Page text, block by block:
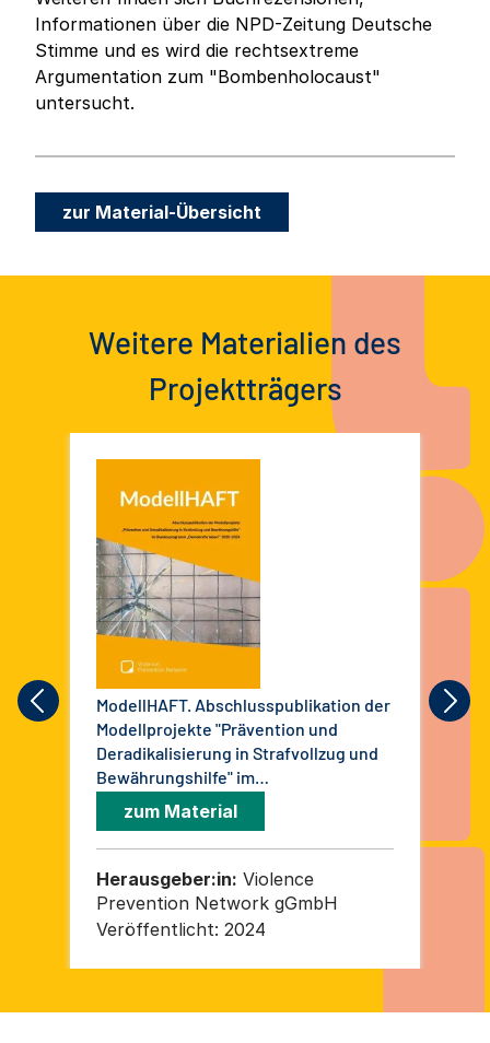
Informationen über die NPD-Zeitung Deutsche
Stimme und es wird die rechtsextreme
Argumentation zum "Bombenholocaust"
untersucht.
zur Material-Übersicht
Weitere Materialien des
Projektträgers
ModellHAFT. Abschlusspublikation der
Modellprojekte "Prävention und
Deradikalisierung in Strafvollzug und
Bewährungshilfe" im
Bundesprogramm "Demokratie leben!"
zum Material
Herausgeber:in: Violence
Prevention Network gGmbH
Veröffentlicht: 2024